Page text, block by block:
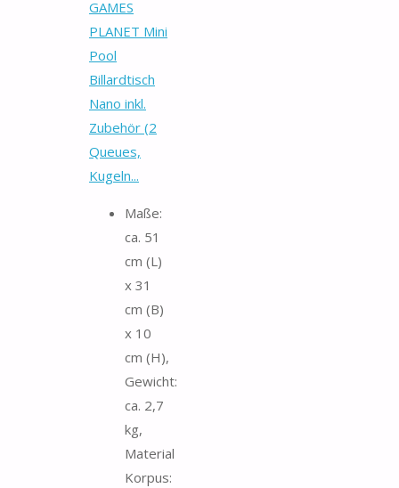
GAMES
PLANET Mini
Pool
Billardtisch
Nano inkl.
Zubehör (2
Queues,
Kugeln...
Maße:
ca. 51
cm (L)
x 31
cm (B)
x 10
cm (H),
Gewicht:
ca. 2,7
kg,
Material
Korpus: